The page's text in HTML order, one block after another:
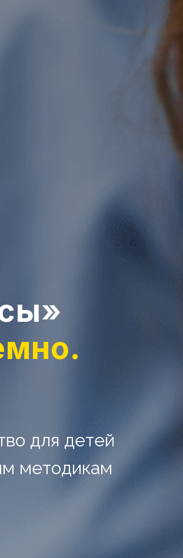
для детей
методикам